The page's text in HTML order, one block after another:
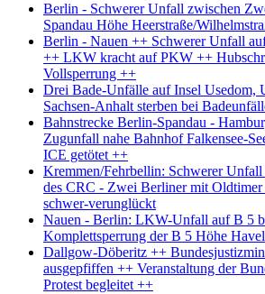
Berlin - Schwerer Unfall zwischen
Spandau Höhe Heerstraße/
Berlin - Nauen ++ Schwerer Unfall
++ LKW kracht auf PKW ++
Vollsperrung ++
Drei Bade-Unfälle auf Insel Usedom,
Sachsen-Anhalt sterben bei
Bahnstrecke Berlin-Spandau -
Zugunfall nahe Bahnhof Falkensee-
ICE getötet ++
Kremmen/Fehrbellin: Schwerer
des CRC - Zwei Berliner mit
schwer-verunglückt
Nauen - Berlin: LKW-Unfall auf B 5
Komplettsperrung der B 5 Höhe
Dallgow-Döberitz ++
ausgepfiffen ++ Veranstaltung der
Protest begleitet ++